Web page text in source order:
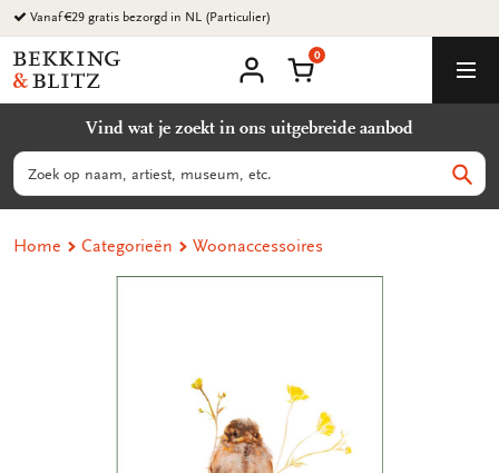
Ga
naar
content
Vanaf €29 gratis bezorgd in NL (Particulier)
Bekking
&
B.V.
account
Winkelmand
0
Vind wat je zoekt in ons uitgebreide aanbod
Zoeken
Home Categorieën Woonaccessoires